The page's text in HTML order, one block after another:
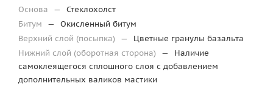
Основа
—
Стеклохолст
Битум
—
Окисленный битум
Верхний слой (посыпка)
—
Цветные гранулы базальта
Нижний слой (оборотная сторона)
—
Наличие
самоклеящегося сплошного слоя с добавлением
дополнительных валиков мастики